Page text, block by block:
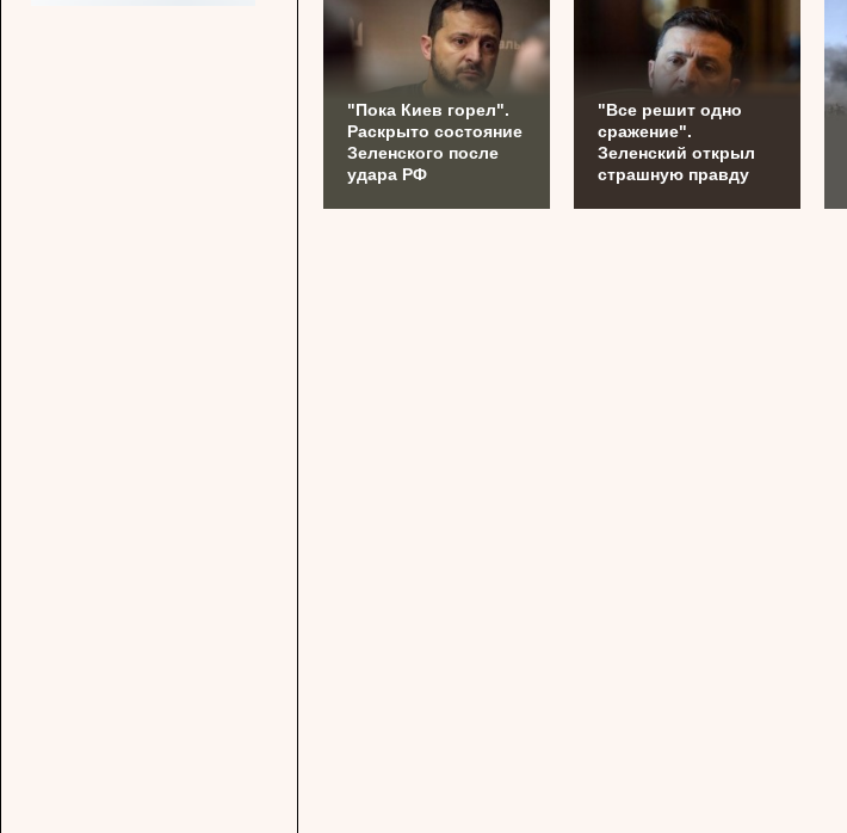
"Пока Киев горел".
Раскрыто состояние
Зеленского после
удара РФ
"Все решит одно
сражение".
Зеленский открыл
страшную правду